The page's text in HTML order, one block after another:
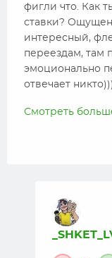
фигли что. Как
ставки?
интересный,
переездам, там
эмоционально
отвечает
проверяешь
начале сессии
гляньте)))
Смотреть